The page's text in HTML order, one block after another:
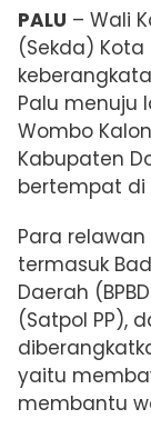
PALU – Wali
(Sekda)
Palu menuju
Wombo
Kabupaten
bertempat di
Para
termasuk
Daerah
(Satpol PP),
yaitu
membantu